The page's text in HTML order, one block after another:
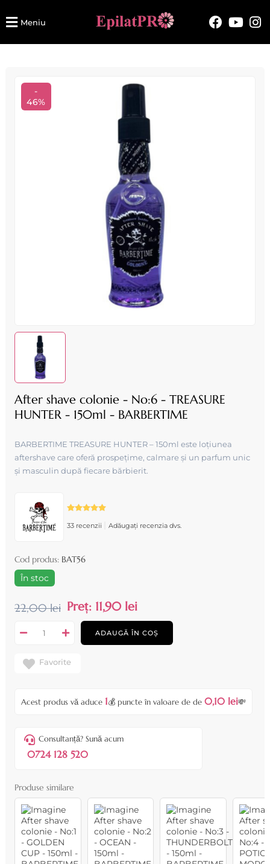
Meniu
-
46%
After shave colonie - No:6 - TREASURE
HUNTER - 150ml - BARBERTIME
BARBERTIME TREASURE HUNTER – 150ml este loțiunea
aftershave care oferă prospețime, calmare și un parfum unic
și masculin după fiecare bărbierit.
33 recenzii Adăugați recenzia dvs.
Cod produs: BAT56
În stoc
22,00 lei Preț: 11,90 lei
ADAUGĂ ÎN COȘ
Favorite
Acest produs vă aduce 1💰 puncte în valoare de de 0,10 lei💸
Consultanță? Sună acum
0724 128 520
Produse similare